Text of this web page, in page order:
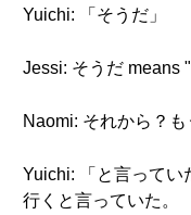
Yuichi: 「そうだ」
Jessi: そうだ means
Naomi: それから？
Yuichi: 「と言ってい
行くと言っていた。